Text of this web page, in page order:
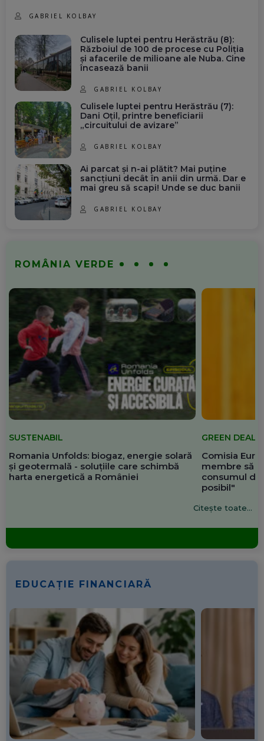
GABRIEL KOLBAY
Culisele luptei pentru Herăstrău (8):
Războiul de 100 de procese cu Poliția
și afacerile de milioane ale Nuba. Cine
încasează banii
GABRIEL KOLBAY
Culisele luptei pentru Herăstrău (7):
Dani Oțil, printre beneficiarii
„circuitului de avizare”
GABRIEL KOLBAY
Ai parcat și n-ai plătit? Mai puține
sancțiuni decât în anii din urmă. Dar e
mai greu să scapi! Unde se duc banii
GABRIEL KOLBAY
ROMÂNIA VERDE
SUSTENABIL
Romania Unfolds: biogaz, energie solară
și geotermală - soluțiile care schimbă
harta energetică a României
GREEN DEAL
Comisia
membre să
consumul de
posibil"
Citește toate...
EDUCAȚIE FINANCIARĂ